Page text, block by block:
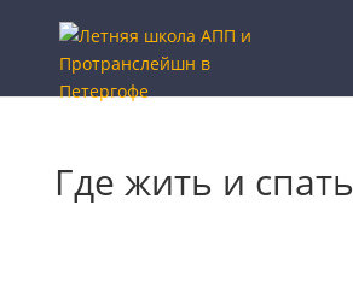
Где жить и спать